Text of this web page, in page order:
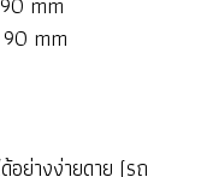
mm
ย่างง่ายดาย (รถ